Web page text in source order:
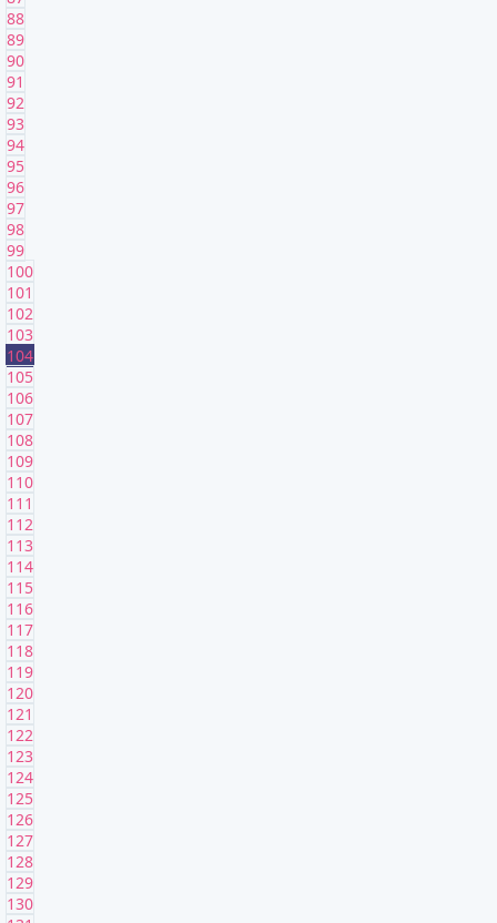
88
89
90
91
92
93
94
95
96
97
98
99
100
101
102
103
104
105
106
107
108
109
110
111
112
113
114
115
116
117
118
119
120
121
122
123
124
125
126
127
128
129
130